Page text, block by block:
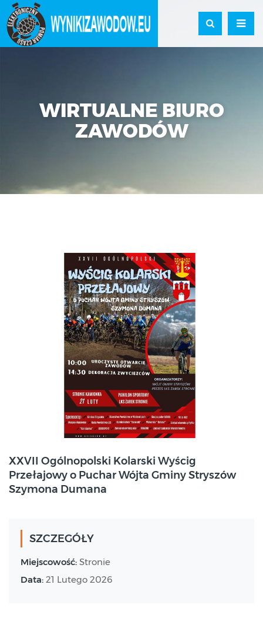
WIRTUALNE BIURO
ZAWODÓW
Stronie
XXVII Ogólnopolski Kolarski Wyścig
Przełajowy o Puchar Wójta Gminy Stryszów
Szymona Dumana
SZCZEGÓŁY
Miejscowość: Stronie
Data: 21 Lutego 2026